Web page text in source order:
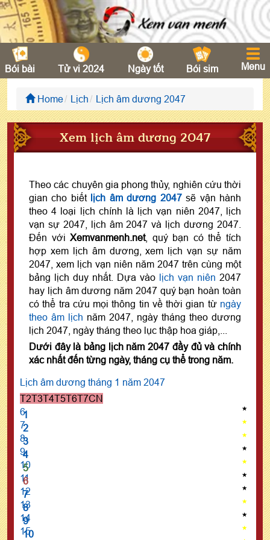
Bói bài Tử vi 2024 Ngày tốt Bói sim Menu
Home Lịch Lịch âm dương 2047
Xem lịch âm dương 2047
Theo các chuyên gia phong thủy, nghiên cứu thời
gian cho biết lịch âm dương 2047sẽ vận hành
theo 4 loại lịch chính là lịch vạn niên 2047, lịch
vạn sự 2047, lịch âm 2047 và lịch dương 2047.
Đến vớiXemvanmenh.net, quý bạn có thể tích
hợp xem lịch âm dương, xem lịch vạn sự năm
2047, xem lịch vạn niên năm 2047 trên cùng một
bảng lịch duy nhất. Dựa vào lịch vạn niên 2047
hay lịch âm dương năm 2047 quý bạn hoàn toàn
có thể tra cứu mọi thông tin về thời gian từ ngày
theo âm lịch năm 2047, ngày tháng theo dương
lịch 2047, ngày tháng theo lục thập hoa giáp,...
Dưới đây là bảng lịch năm 2047 đầy đủ và chính
xác nhất đến từng ngày, tháng cụ thể trong năm.
Lịch âm dương tháng 1 năm 2047
T2T3T4T5T6T7CN
1
6
2
7
3
8
4
9
5
10
6
11
7
12
8
13
9
14
10
15